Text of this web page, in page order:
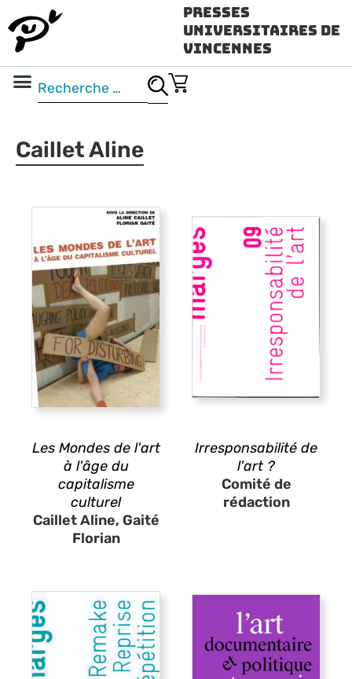
Presses
Universitaires de
Vincennes
Caillet Aline
Les Mondes de l'art
à l'âge du
capitalisme
culturel
Caillet Aline, Gaité
Florian
Irresponsabilité de
l'art ?
Comité de
rédaction